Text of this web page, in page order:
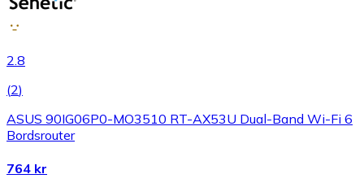
2.8
(2)
ASUS 90IG06P0-MO3510 RT-AX53U Dual-Band Wi-Fi 6
Bordsrouter
764 kr